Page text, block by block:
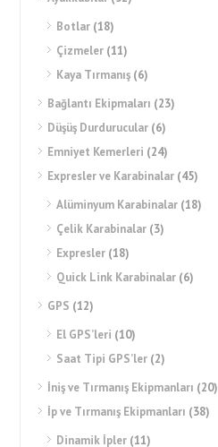
Botlar (18)
Çizmeler (11)
Kaya Tırmanış (6)
Bağlantı Ekipmaları (23)
Düşüş Durdurucular (6)
Emniyet Kemerleri (24)
Expresler ve Karabinalar (45)
Alüminyum Karabinalar (18)
Çelik Karabinalar (3)
Expresler (18)
Quick Link Karabinalar (6)
GPS (12)
El GPS’leri (10)
Saat Tipi GPS’ler (2)
İniş ve Tırmanış Ekipmanları (20)
İp ve Tırmanış Ekipmanları (38)
Dinamik İpler (11)